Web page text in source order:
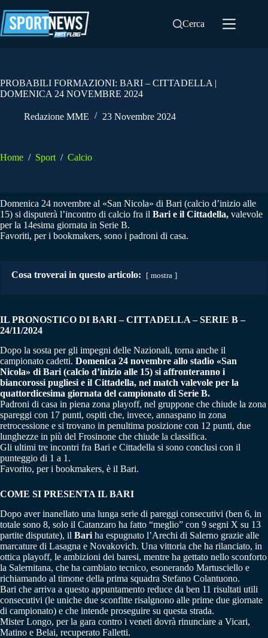
al
contenuto
Cerca
PROBABILI FORMAZIONI: BARI – CITTADELLA |
DOMENICA 24 NOVEMBRE 2024
Redazione MME 23 Novembre 2024
Home / Sport / Calcio
Domenica 24 novembre al «San Nicola» di Bari (calcio d’inizio alle
15) si disputerà l’incontro di calcio fra il Bari e il Cittadella, valevole
per la 14esima giornata in Serie B.
Favoriti, per i bookmakers, sono i padroni di casa.
Cosa troverai in questo articolo: mostra
IL PRONOSTICO DI BARI – CITTADELLA – SERIE B –
24/11/2024
Dopo la sosta per gli impegni delle Nazionali, torna anche il
campionato cadetti. Domenica 24 novembre allo stadio «San
Nicola» di Bari (calcio d’inizio alle 15) si affronteranno i
biancorossi pugliesi e il Cittadella, nel match valevole per la
quattordicesima giornata del campionato di Serie B.
Padroni di casa in piena zona playoff, nel gruppone che chiude la zona
spareggi con 17 punti, ospiti che, invece, annaspano in zona
retrocessione e si trovano in penultima posizione con 12 punti, due
lunghezze in più del Frosinone che chiude la classifica.
Gli ultimi tre incontri fra Bari e Cittadella si sono conclusi con il
punteggio di 1 a 1.
Favorito, per i bookmakers, è il Bari.
COME SI PRESENTA IL BARI
Dopo aver inanellato una lunga serie di pareggi consecutivi (ben 6, in
totale sono 8, solo il Catanzaro ha fatto “meglio” con 9 segni X su 13
partite disputate), il Bari ha espugnato l’Arechi di Salerno grazie alle
marcature di Lasagna e Novakovich. Una vittoria che ha rilanciato, in
ottica playoff, le ambizioni dei baresi, mentre ha gettato nello sconforto
la Salernitana, che ha cambiato tecnico, esonerando Martusciello e
richiamando al timone della prima squadra Stefano Colantuono.
Bari che arriva a questo appuntamento reduce da ben 11 risultati utili
consecutivi (le uniche due sconfitte risalgnono alle prime due giornate
di campionato) e che intende proseguire su questa strada.
Mister Longo, per la gara contro i veneti dovrà rinunciare a Vicari,
Matino e Belai, recuperato Falletti.